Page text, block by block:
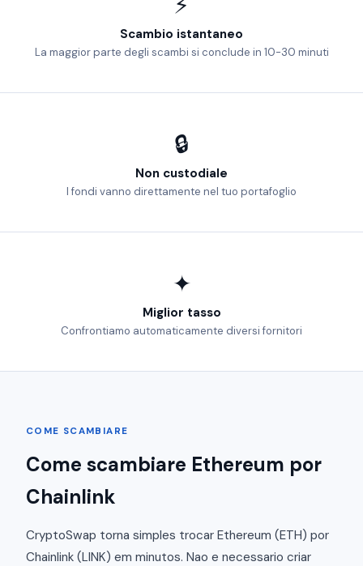
Scambio istantaneo
La maggior parte degli scambi si conclude in 10-30 minuti
🔒
Non custodiale
I fondi vanno direttamente nel tuo portafoglio
✦
Miglior tasso
Confrontiamo automaticamente diversi fornitori
COME SCAMBIARE
Come scambiare Ethereum por
Chainlink
CryptoSwap torna simples trocar Ethereum (ETH) por
Chainlink (LINK) em minutos. Nao e necessario criar